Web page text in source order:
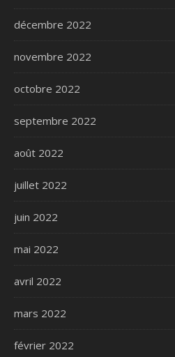
décembre 2022
novembre 2022
octobre 2022
septembre 2022
août 2022
juillet 2022
juin 2022
mai 2022
avril 2022
mars 2022
février 2022